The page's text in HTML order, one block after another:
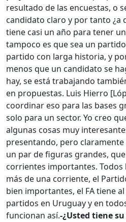
resultado de las encuestas, o
candidato claro y por tanto ¿a
tiene casi un año para tener
tampoco es que sea un
partido con larga historia, y
menos que un candidato se
hay, se está trabajando
en propuestas. Luis Hierro
coordinar eso para las bases
solo para un sector. Yo creo
algunas cosas muy
presentando, pero
un par de figuras grandes,
corrientes importantes.
más de una corriente, el
bien importantes, el FA tiene
partidos en Uruguay y en
funcionan así.-¿Usted tiene